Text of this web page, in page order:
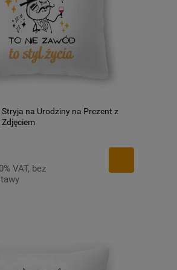
na Urodziny na Prezent z
VAT, bez